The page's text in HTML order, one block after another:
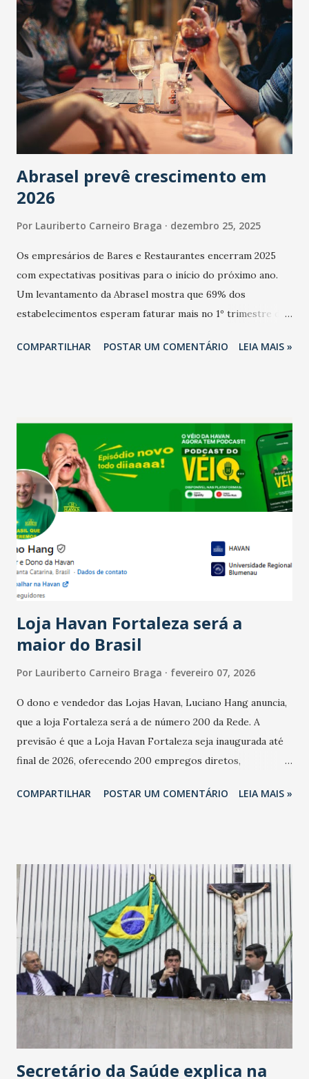
Abrasel prevê crescimento em
2026
Por Lauriberto Carneiro Braga dezembro 25, 2025
Os empresários de Bares e Restaurantes encerram 2025
com expectativas positivas para o início do próximo ano.
Um levantamento da Abrasel mostra que 69% dos
estabelecimentos esperam faturar mais no 1º trimestre de
relação ao último trimestre deste ano, 56% também
confraternizações de fim de ano e pelo pagamento do 13º
Salário para um número maior de trabalhadores, já que o
país tem a menor taxa de desemprego dos anos recentes.
Ainda segundo a Pesquisa, em novembro de 2025, 40% dos
bares e restaurantes operaram com lucro e outros 40%
registraram equilíbrio financeiro. Já o percentual de
estabelecimentos no prejuízo ficou em 19%, pouco abaixo
do observado no mês anterior. Outros 1% não existiam em
novembro. Em relação a outubro, o faturamento também
COMPARTILHAR POSTAR UM COMENTÁRIO LEIA MAIS »
Loja Havan Fortaleza será a
maior do Brasil
Por Lauriberto Carneiro Braga fevereiro 07, 2026
O dono e vendedor das Lojas Havan, Luciano Hang anuncia,
que a loja Fortaleza será a de número 200 da Rede. A
previsão é que a Loja Havan Fortaleza seja inaugurada até
final de 2026, oferecendo 200 empregos diretos,
Havan Fortaleza ainda não foi anunciada oficialmente, mas
COMPARTILHAR POSTAR UM COMENTÁRIO LEIA MAIS »
Secretário da Saúde explica na